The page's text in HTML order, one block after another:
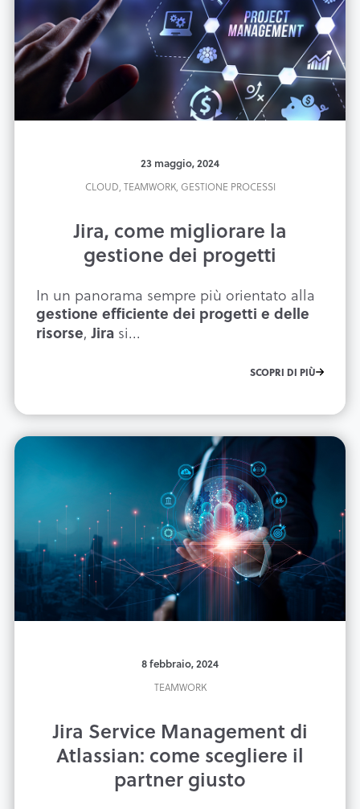
23 maggio, 2024
CLOUD, TEAMWORK, GESTIONE PROCESSI
Jira, come migliorare la
gestione dei progetti
In un panorama sempre più orientato alla
gestione efficiente dei progetti e delle
risorse, Jira si...
SCOPRI DI PIÙ
8 febbraio, 2024
TEAMWORK
Jira Service Management di
Atlassian: come scegliere il
partner giusto